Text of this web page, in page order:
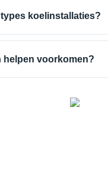
koelinstallaties?
helpen voorkomen?